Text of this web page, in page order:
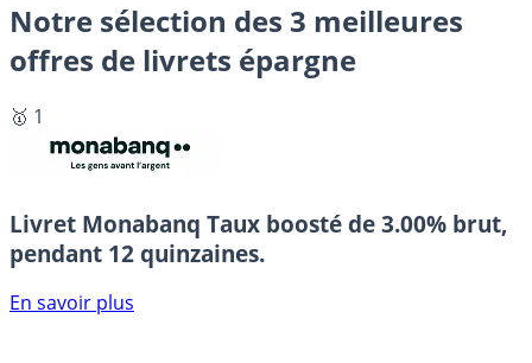
Notre sélection des 3 meilleures
offres de livrets épargne
🥇 1
Livret Monabanq Taux boosté de 3.00% brut,
pendant 12 quinzaines.
En savoir plus